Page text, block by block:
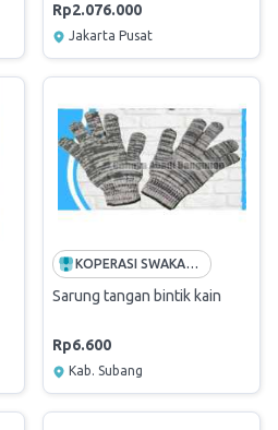
Rp2.076.000
Jakarta Pusat
KOPERASI SWAKARYA PERKEBUNAN JALUPANG
Sarung tangan bintik kain
Rp6.600
Kab. Subang